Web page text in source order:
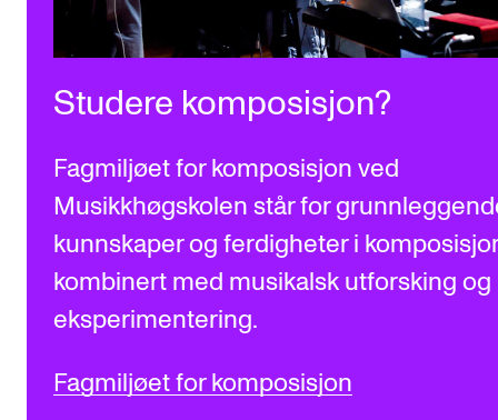
Studere komposisjon?
Fagmiljøet for komposisjon ved
Musikkhøgskolen står for
kunnskaper og ferdigheter i
kombinert med musikalsk utforsking og
eksperimentering.
Fagmiljøet for komposisjon